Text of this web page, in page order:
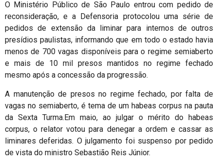
O Ministério Público de São Paulo entrou com pedido de
reconsideração, e a Defensoria protocolou uma série de
pedidos de extensão da liminar para internos de outros
presídios paulistas, informando que em todo o estado havia
menos de 700 vagas disponíveis para o regime semiaberto
e mais de 10 mil presos mantidos no regime fechado
mesmo após a concessão da progressão.
A manutenção de presos no regime fechado, por falta de
vagas no semiaberto, é tema de um habeas corpus na pauta
da Sexta Turma.Em maio, ao julgar o mérito do habeas
corpus, o relator votou para denegar a ordem e cassar as
liminares deferidas. O julgamento foi suspenso por pedido
de vista do ministro Sebastião Reis Júnior.